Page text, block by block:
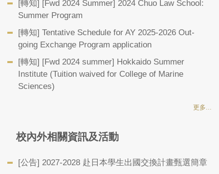
[轉知] [Fwd 2024 Summer] 2024 Chuo Law School:
Summer Program
[轉知] Tentative Schedule for AY 2025-2026 Out-
going Exchange Program application
[轉知] [Fwd 2024 summer] Hokkaido Summer
Institute (Tuition waived for College of Marine
Sciences)
更多...
校內外相關資訊及活動
[公告] 2027-2028 赴日本學生出國交換計畫甄選簡章